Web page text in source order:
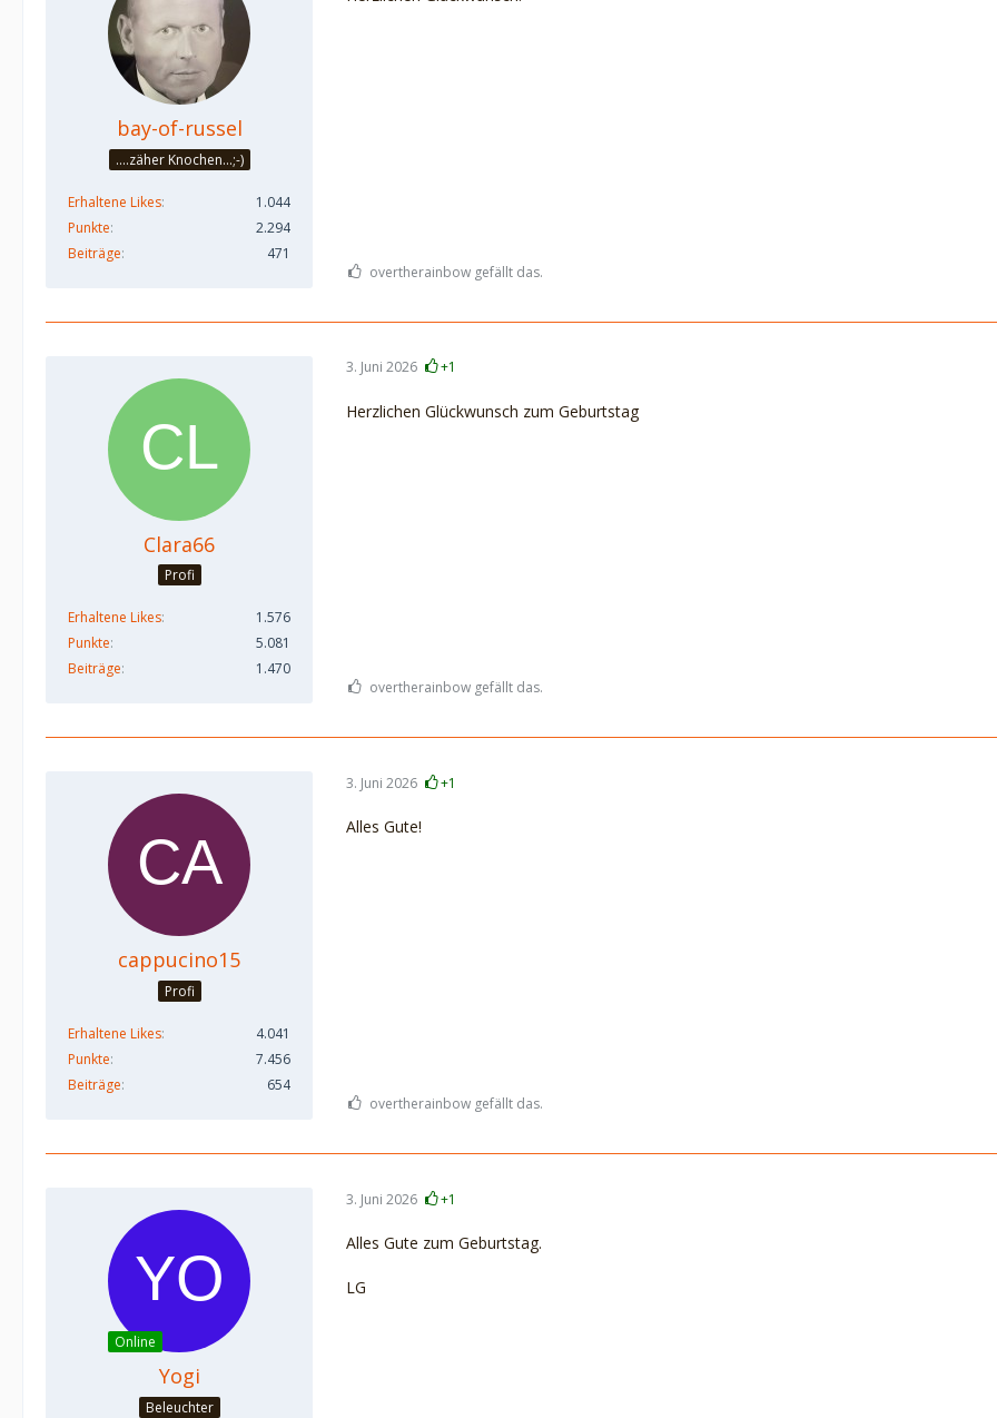
bay-of-russel
....zäher Knochen...;-)
Erhaltene Likes
1.044
Punkte
2.294
Beiträge
471
overtherainbow gefällt das.
Clara66
Profi
Erhaltene Likes
1.576
Punkte
5.081
Beiträge
1.470
3. Juni 2026 +1
Herzlichen Glückwunsch zum Geburtstag
overtherainbow gefällt das.
cappucino15
Profi
Erhaltene Likes
4.041
Punkte
7.456
Beiträge
654
3. Juni 2026 +1
Alles Gute!
overtherainbow gefällt das.
Online
Yogi
Beleuchter
3. Juni 2026 +1
Alles Gute zum Geburtstag.
LG